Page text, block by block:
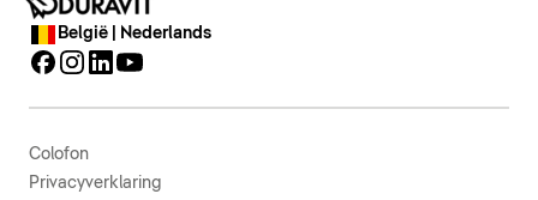
België | Nederlands
Colofon
Privacyverklaring